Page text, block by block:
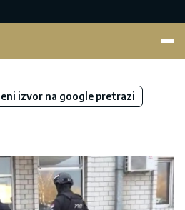
izvor na google pretrazi